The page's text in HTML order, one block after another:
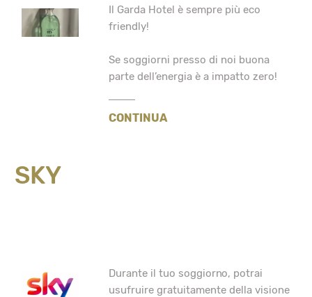
Il Garda Hotel è sempre più eco
friendly!
Se soggiorni presso di noi buona
parte dell’energia è a impatto zero!
CONTINUA
SKY
Durante il tuo soggiorno, potrai
usufruire gratuitamente della visione